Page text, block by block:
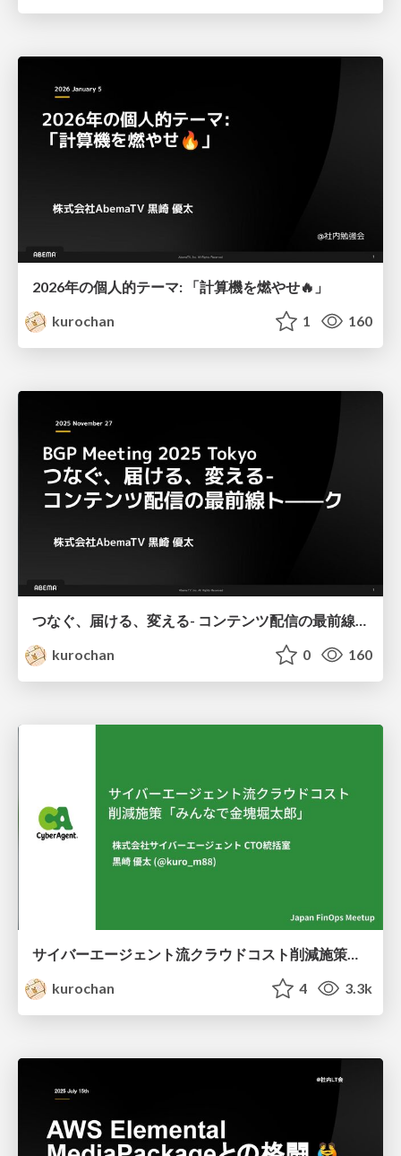
2026年の個人的テーマ: 「計算機を燃やせ🔥」
kurochan
1 160
つなぐ、届ける、変える- コンテンツ配信の最前線ト——ク
kurochan
0 160
サイバーエージェント流クラウドコスト削減施策「みんなで金塊堀太郎」
kurochan
4 3.3k